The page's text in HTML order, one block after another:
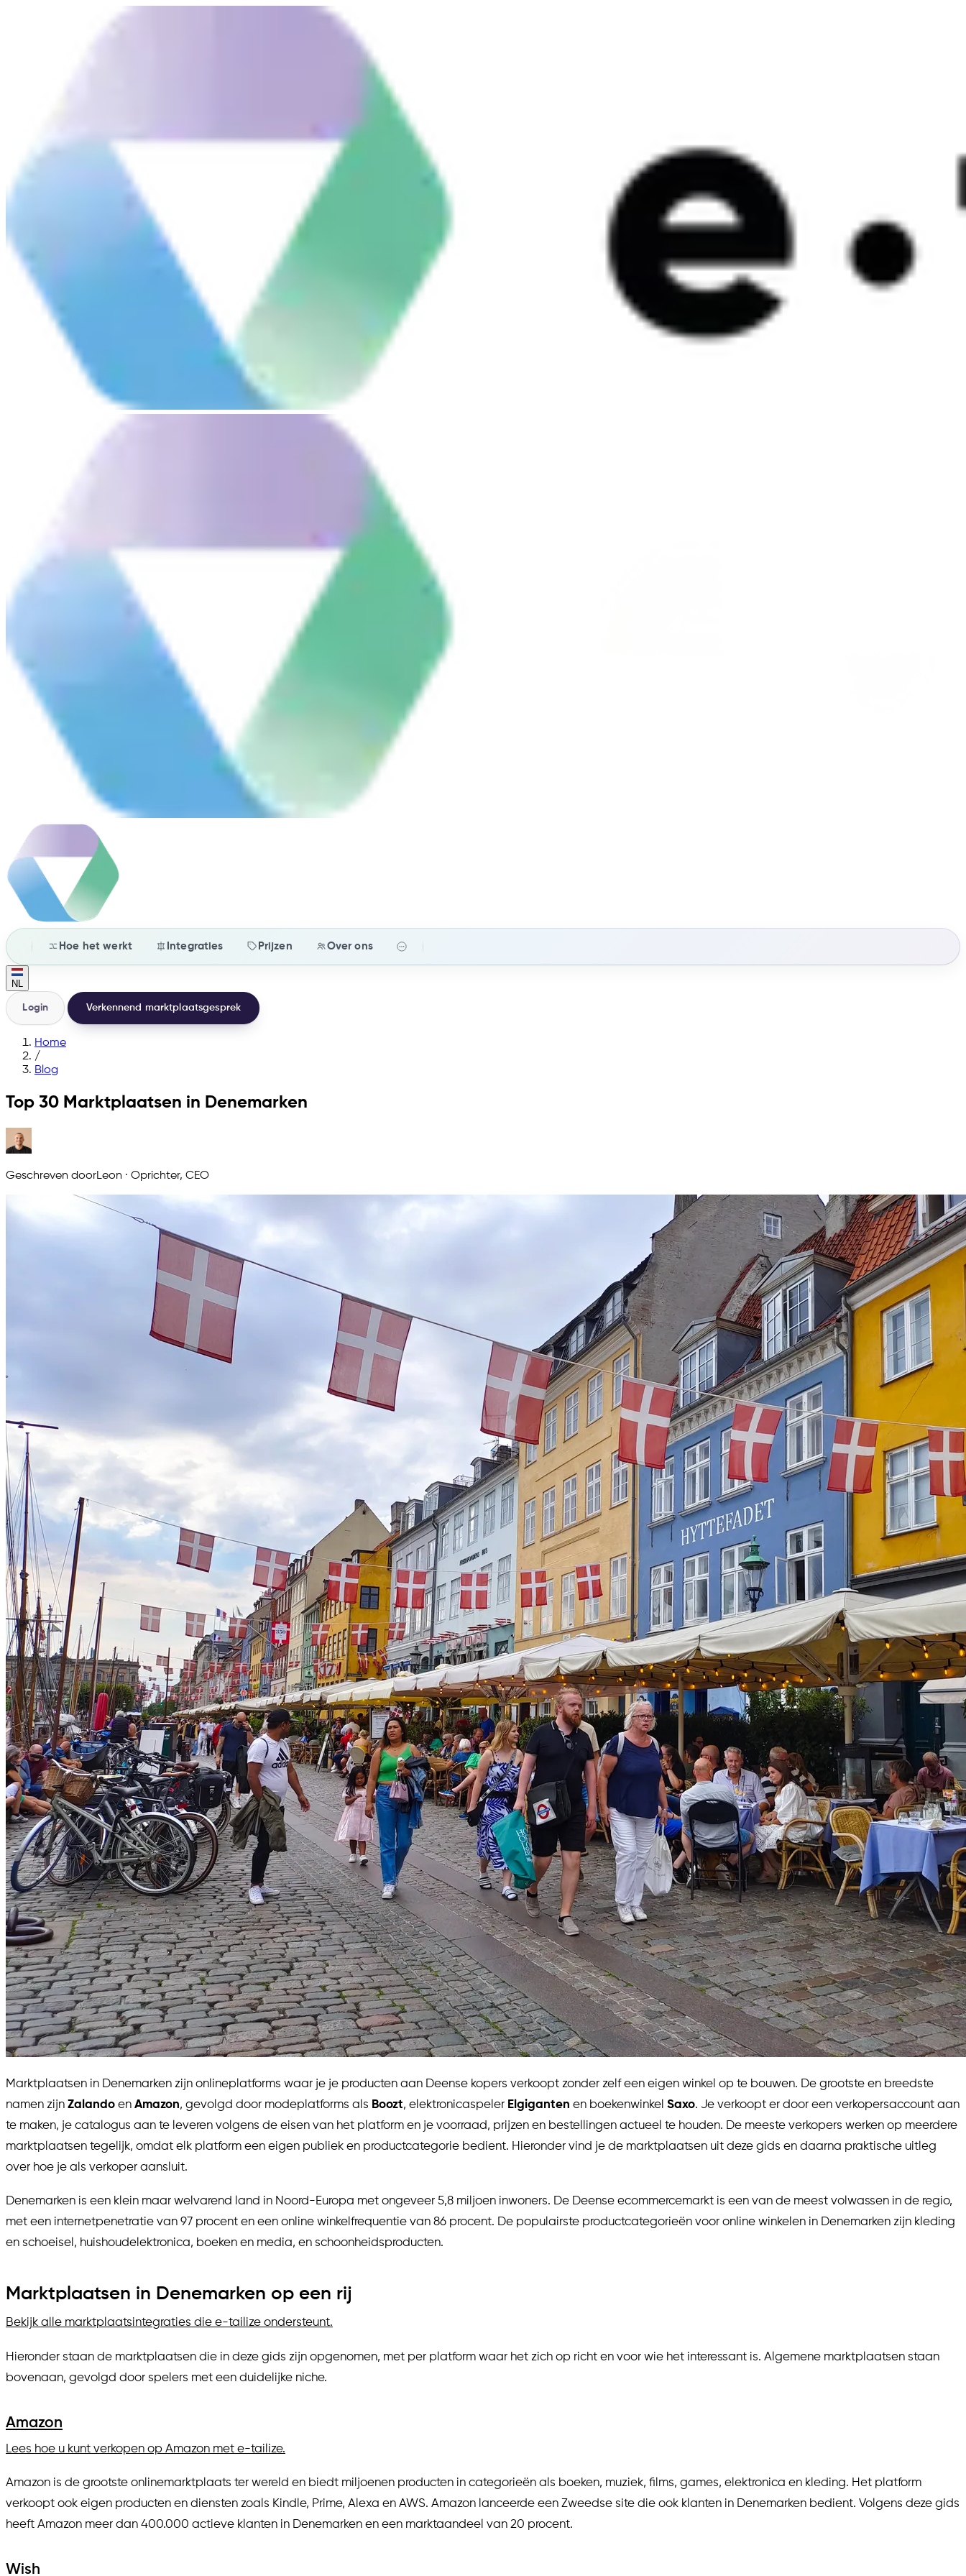
Hoe het werkt Integraties Prijzen Over ons
NL
Login Verkennend marktplaatsgesprek
Home
/
Blog
Top 30 Marktplaatsen in Denemarken
Geschreven doorLeon · Oprichter, CEO
Marktplaatsen in Denemarken zijn onlineplatforms waar je je producten aan Deense kopers verkoopt zonder zelf een eigen winkel op te bouwen. De grootste en breedste
namen zijn Zalando en Amazon, gevolgd door modeplatforms als Boozt, elektronicaspeler Elgiganten en boekenwinkel Saxo. Je verkoopt er door een verkopersaccount aan
te maken, je catalogus aan te leveren volgens de eisen van het platform en je voorraad, prijzen en bestellingen actueel te houden. De meeste verkopers werken op meerdere
marktplaatsen tegelijk, omdat elk platform een eigen publiek en productcategorie bedient. Hieronder vind je de marktplaatsen uit deze gids en daarna praktische uitleg
over hoe je als verkoper aansluit.
Denemarken is een klein maar welvarend land in Noord-Europa met ongeveer 5,8 miljoen inwoners. De Deense ecommercemarkt is een van de meest volwassen in de regio,
met een internetpenetratie van 97 procent en een online winkelfrequentie van 86 procent. De populairste productcategorieën voor online winkelen in Denemarken zijn kleding
en schoeisel, huishoudelektronica, boeken en media, en schoonheidsproducten.
Marktplaatsen in Denemarken op een rij
Bekijk alle marktplaatsintegraties die e-tailize ondersteunt.
Hieronder staan de marktplaatsen die in deze gids zijn opgenomen, met per platform waar het zich op richt en voor wie het interessant is. Algemene marktplaatsen staan
bovenaan, gevolgd door spelers met een duidelijke niche.
Amazon
Lees hoe u kunt verkopen op Amazon met e-tailize.
Amazon is de grootste onlinemarktplaats ter wereld en biedt miljoenen producten in categorieën als boeken, muziek, films, games, elektronica en kleding. Het platform
verkoopt ook eigen producten en diensten zoals Kindle, Prime, Alexa en AWS. Amazon lanceerde een Zweedse site die ook klanten in Denemarken bedient. Volgens deze gids
heeft Amazon meer dan 400.000 actieve klanten in Denemarken en een marktaandeel van 20 procent.
Wish